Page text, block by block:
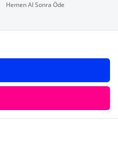
Hemen Al Sonra Öde